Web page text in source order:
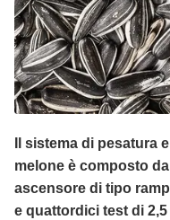
Il sistema di pesatura
melone è composto
ascensore di tipo
e quattordici test di